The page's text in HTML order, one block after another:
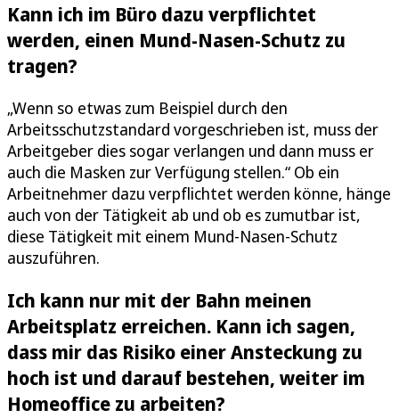
Kann ich im Büro dazu verpflichtet
werden, einen Mund-Nasen-Schutz zu
tragen?
„Wenn so etwas zum Beispiel durch den
Arbeitsschutzstandard vorgeschrieben ist, muss der
Arbeitgeber dies sogar verlangen und dann muss er
auch die Masken zur Verfügung stellen.“ Ob ein
Arbeitnehmer dazu verpflichtet werden könne, hänge
auch von der Tätigkeit ab und ob es zumutbar ist,
diese Tätigkeit mit einem Mund-Nasen-Schutz
auszuführen.
Ich kann nur mit der Bahn meinen
Arbeitsplatz erreichen. Kann ich sagen,
dass mir das Risiko einer Ansteckung zu
hoch ist und darauf bestehen, weiter im
Homeoffice zu arbeiten?